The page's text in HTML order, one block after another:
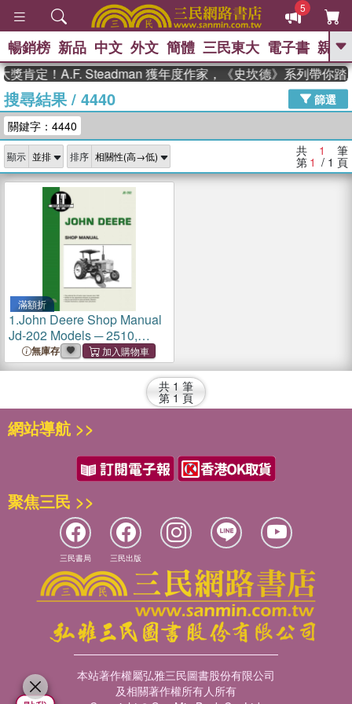
5
GO
高希均教授回憶錄
、 The Odyssey 、 父親節 、 花開錦
李登輝時代 、 數學女孩：黎曼猜想
、
如果歷史是一
群喵 、 臺灣漫遊錄
暢銷榜 新品 中文 外文 簡體 三民東大 電子書 親子
獎肯定！A.F. Steadman 獲年度作家，《史坎德》系列帶你踏
搜尋結果/ 4440
篩選
關鍵字：4440
顯示 排序 共 1 筆
第 1 / 1 頁
滿額折
1.John Deere Shop Manual
Jd-202 Models ─ 2510,
2520, 2040, 2240, 2440,
2640, 2840, 4040, 4240,
無庫存
共 1 筆
第 1 頁
網站導航 >>
聚焦三民 >>
三民書局 三民出版
本站著作權屬弘雅三民圖書股份有限公司
及相關著作權所有人所有